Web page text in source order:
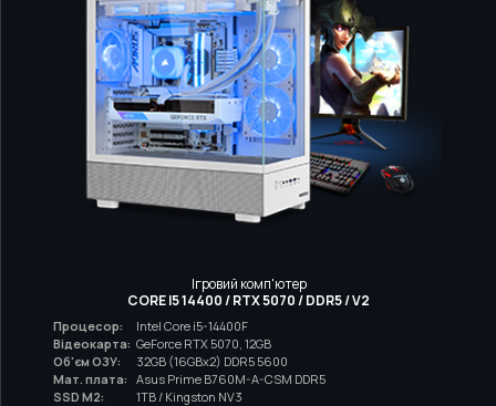
Ігровий комп'ютер
CORE I5 14400 / RTX 5070 / DDR5 / V2
Процесор:
Intel Core i5-14400F
Відеокарта: GeForce RTX 5070, 12GB
Об'єм ОЗУ:
32GB (16GBx2) DDR5 5600
Мат. плата:
Asus Prime B760M-A-CSM DDR5
SSD M2:
1TB / Kingston NV3